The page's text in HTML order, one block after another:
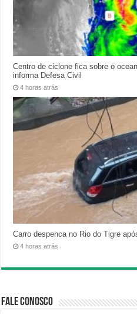
Centro de ciclone fica sobre o
informa Defesa Civil
4 horas atrás
Carro despenca no Rio do Tigre
4 horas atrás
Fale Conosco